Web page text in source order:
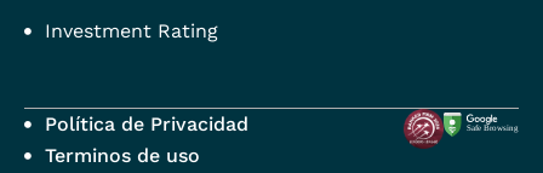
Investment Rating
Política de Privacidad
Terminos de uso